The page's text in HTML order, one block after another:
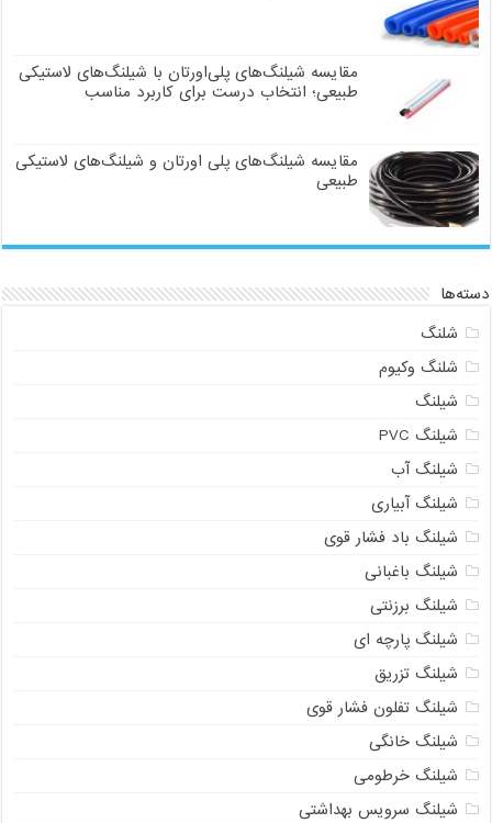
مقایسه شیلنگ‌های پلی‌اورتان با شیلنگ‌های لاستیکی
طبیعی؛ انتخاب درست برای کاربرد مناسب
مقایسه شیلنگ‌های پلی اورتان و شیلنگ‌های لاستیکی
طبیعی
دسته‌ها
شلنگ
شلنگ وکیوم
شیلنگ
شیلنگ PVC
شیلنگ آب
شیلنگ آبیاری
شیلنگ باد فشار قوی
شیلنگ باغبانی
شیلنگ برزنتی
شیلنگ پارچه‌ ای
شیلنگ تزریق
شیلنگ تفلون فشار قوی
شیلنگ خانگی
شیلنگ خرطومی
شیلنگ سرویس بهداشتی